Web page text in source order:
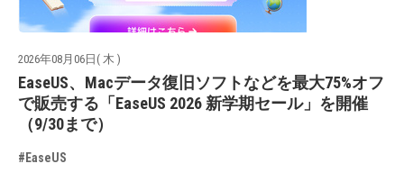
2026年08月06日( 木 )
EaseUS、Macデータ復旧ソフトなどを最大75%オフ
で販売する「EaseUS 2026 新学期セール」を開催
（9/30まで）
#EaseUS